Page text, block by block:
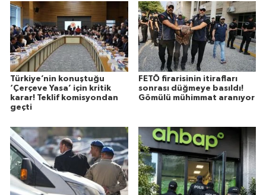
Türkiye’nin konuştuğu
‘Çerçeve Yasa’ için kritik
karar! Teklif komisyondan
geçti
FETÖ firarisinin itirafları
sonrası düğmeye basıldı!
Gömülü mühimmat aranıyor